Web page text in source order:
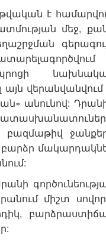
է
մեջ,
այն վերանվանվում
անունով:
բազմաթիվ
միշտ